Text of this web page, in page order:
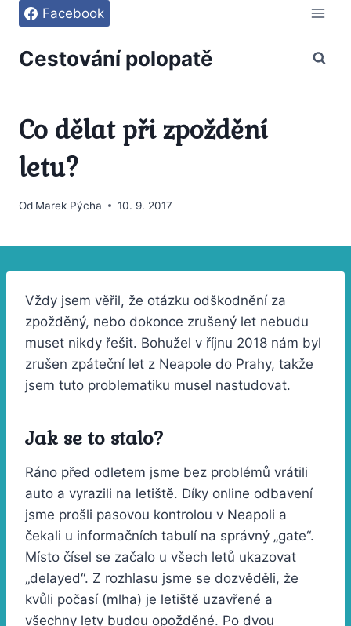
Přeskočit
obsah
Facebook
Cestování polopatě
Co dělat při zpoždění
letu?
Od Marek Pýcha 10. 9. 2017
Vždy jsem věřil, že otázku odškodnění za
zpožděný, nebo dokonce zrušený let nebudu
muset nikdy řešit. Bohužel v říjnu 2018 nám byl
zrušen zpáteční let z Neapole do Prahy, takže
jsem tuto problematiku musel nastudovat.
Jak se to stalo?
Ráno před odletem jsme bez problémů vrátili
auto a vyrazili na letiště. Díky online odbavení
jsme prošli pasovou kontrolou v Neapoli a
čekali u informačních tabulí na správný „gate“.
Místo čísel se začalo u všech letů ukazovat
„delayed“. Z rozhlasu jsme se dozvěděli, že
kvůli počasí (mlha) je letiště uzavřené a
všechny lety budou opožděné. Po dvou